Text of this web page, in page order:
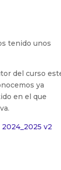
tenido unos
del curso
ya
en el que
v2